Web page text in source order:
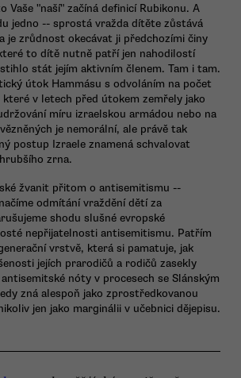
Vaše "naší" začíná definicí Rubikonu. A
jedno -- sprostá vražda dítěte zůstává
je zrůdnost okecávat ji předchozími činy
to dítě nutně patří jen nahodilostí
stát jejím aktivním členem. Tam i tam.
útok Hammásu s odvoláním na počet
v letech před útokem zemřely jako
míru izraelskou armádou nebo na
je nemorální, ale právě tak
postup Izraele znamená schvalovat
zrna.
žvanit přitom o antisemitismu --
odmítání vraždění dětí za
shodu slušné evropské
nepřijatelnosti antisemitismu. Patřím
vrstvě, která si pamatuje, jak
jejích prarodičů a rodičů zasekly
nóty v procesech se Slánským
zná alespoň jako zprostředkovanou
jen jako marginálii v učebnici dějepisu.